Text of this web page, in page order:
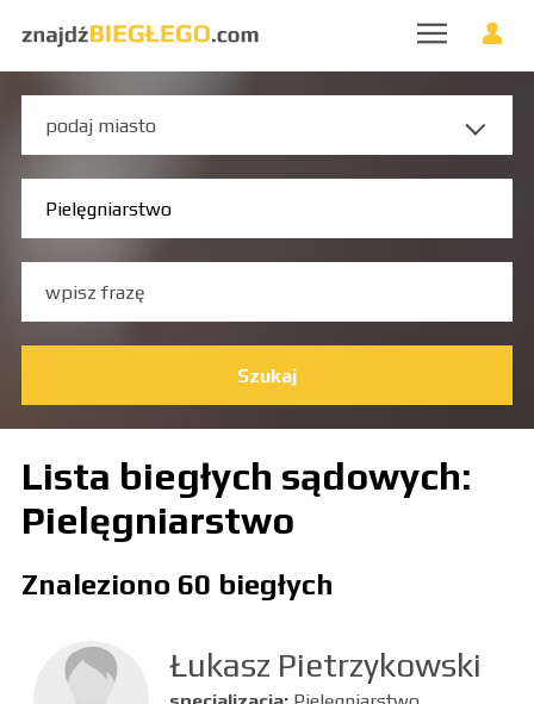
Szukaj
Lista biegłych sądowych:
Pielęgniarstwo
Znaleziono 60 biegłych
Łukasz Pietrzykowski